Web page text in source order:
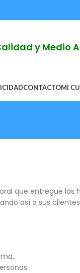
y Medio
CONTACTOMI
que entregue
así a sus